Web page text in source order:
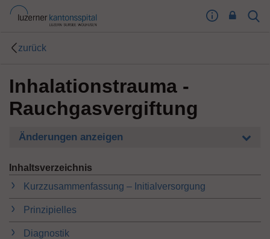
I
g
e
zurück
Inhalationstrauma -
Rauchgasvergiftung
Änderungen anzeigen
Inhaltsverzeichnis
Kurzzusammenfassung – Initialversorgung
Prinzipielles
Diagnostik